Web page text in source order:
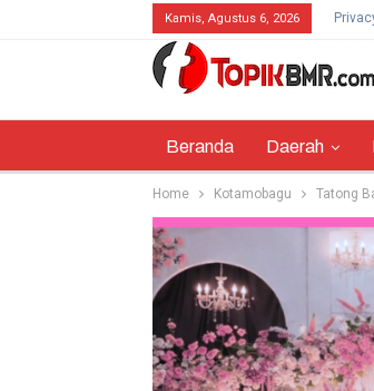
Kamis, Agustus 6, 2026
Beranda Daerah
Home Kotamobagu Tatong